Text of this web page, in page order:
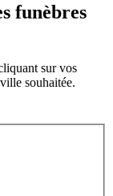
funèbres
sur vos
souhaitée.